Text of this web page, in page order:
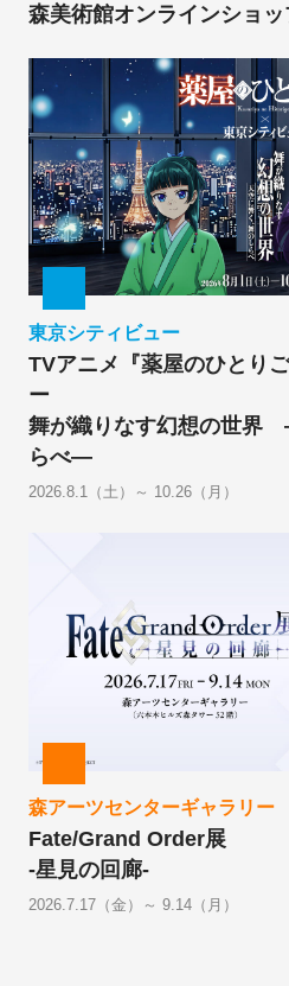
森美術館オンラインショッ
東京シティビュー
TVアニメ『薬屋のひとり
ー
舞が織りなす幻想の世界
らべ―
2026.8.1（土）～ 10.26（月）
森アーツセンターギャラリー
Fate/Grand Order展
-星見の回廊-
2026.7.17（金）～ 9.14（月）